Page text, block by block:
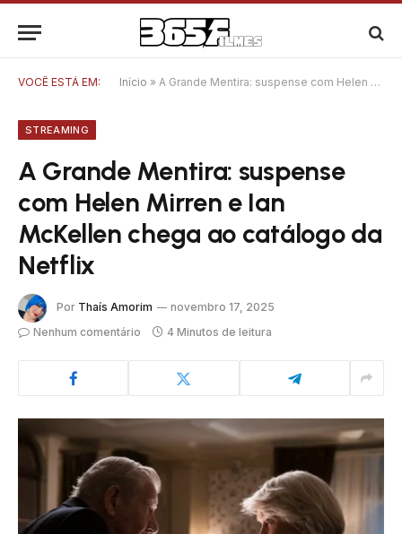
VOCÊ ESTÁ EM: Início » A Grande Mentira: suspense com Helen Mirren e Ian McKellen chega ao catálogo da Netflix
STREAMING
A Grande Mentira: suspense
com Helen Mirren e Ian
McKellen chega ao catálogo da
Netflix
Por Thaís Amorim
novembro 17, 2025
Nenhum comentário
4 Minutos de leitura